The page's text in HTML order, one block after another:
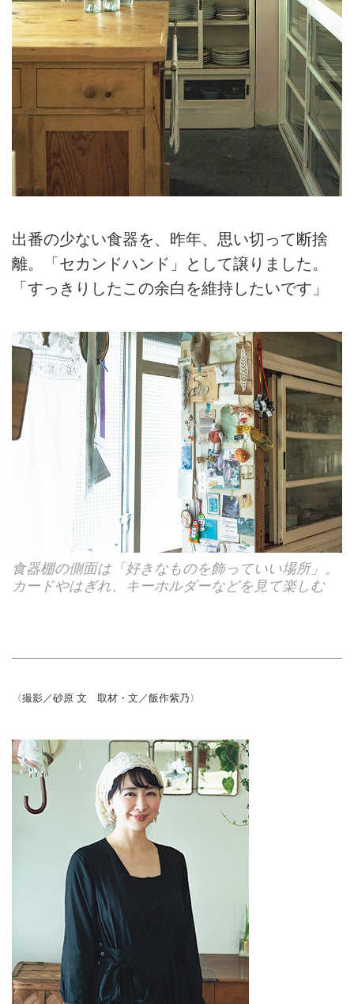
出番の少ない食器を、昨年、思い切って断捨
離。「セカンドハンド」として譲りました。
「すっきりしたこの余白を維持したいです」
食器棚の側面は「好きなものを飾っていい場所」。
カードやはぎれ、キーホルダーなどを見て楽しむ
〈撮影／砂原 文 取材・文／飯作紫乃〉